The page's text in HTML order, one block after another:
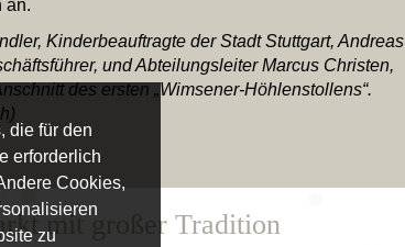
die für den
erforderlich
Cookies,
zu
an.
Kinderbeauftragte der Stadt Stuttgart, Andreas
und Abteilungsleiter Marcus Christen,
des ersten „Wimsener-Höhlenstollens“.
mit großer Tradition